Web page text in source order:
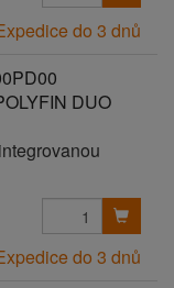
do 3 dnů
DUO
do 3 dnů